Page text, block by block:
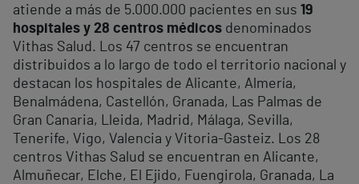
atiende a más de 5.000.000 pacientes en sus 19
hospitales y 28 centros médicos denominados
Vithas Salud. Los 47 centros se encuentran
distribuidos a lo largo de todo el territorio nacional y
destacan los hospitales de Alicante, Almería,
Benalmádena, Castellón, Granada, Las Palmas de
Gran Canaria, Lleida, Madrid, Málaga, Sevilla,
Tenerife, Vigo, Valencia y Vitoria-Gasteiz. Los 28
centros Vithas Salud se encuentran en Alicante,
Almuñecar, Elche, El Ejido, Fuengirola, Granada, La